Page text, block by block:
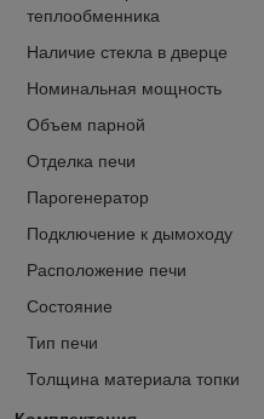
теплообменника
Наличие стекла в дверце
Номинальная мощность
Объем парной
Отделка печи
Парогенератор
Подключение к дымоходу
Расположение печи
Состояние
Тип печи
Толщина материала топки